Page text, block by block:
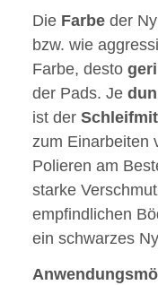
Die Farbe der
bzw. wie
Farbe, desto
der Pads. Je
ist der
zum Einarbeiten
Polieren am
starke
empfindlichen
ein schwarzes